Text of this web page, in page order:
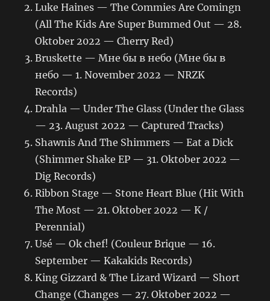
Luke Haines — The Commies Are Comingn
(All The Kids Are Super Bummed Out — 28.
Oktober 2022 — Cherry Red)
Bruskette — Мне бы в небо (Мне бы в
небо — 1. November 2022 — NRZK
Records)
Drahla — Under The Glass (Under the Glass
— 23. August 2022 — Captured Tracks)
Shawnis And The Shimmers — Eat a Dick
(Shimmer Shake EP — 31. Oktober 2022 —
Dig Records)
Ribbon Stage — Stone Heart Blue (Hit With
The Most — 21. Oktober 2022 — K /
Perennial)
Usé — Ok chef! (Couleur Brique — 16.
September — Kakakids Records)
King Gizzard & The Lizard Wizard — Short
Change (Changes — 27. Oktober 2022 —